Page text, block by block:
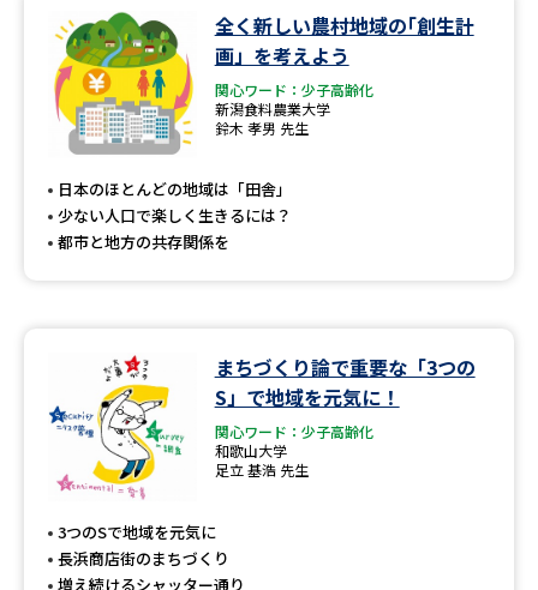
高等学校（情報）教員資格認定
大学研究
大学で学べる内容や特徴を調べる
データサイエンス特集 奨学金・特待生制度特集
デジタルパンフレット 進路の３択
新学年スタート号特集ページ
（高3生用）
SELFBRAND特集ページ
全く新しい農村地域の｢創生計
画」を考えよう
関心ワード：少子高齢化
新潟食料農業大学
鈴木 孝男 先生
日本のほとんどの地域は「田舎」
少ない人口で楽しく生きるには？
都市と地方の共存関係を
まちづくり論で重要な「3つの
S」で地域を元気に！
関心ワード：少子高齢化
和歌山大学
足立 基浩 先生
3つのSで地域を元気に
長浜商店街のまちづくり
増え続けるシャッター通り